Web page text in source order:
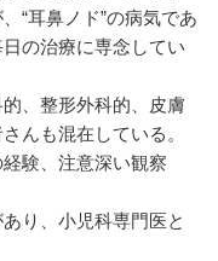
“耳鼻ノド”の病気であ
の治療に専念してい
、整形外科的、皮膚
んも混在している。
験、注意深い観察
り、小児科専門医と